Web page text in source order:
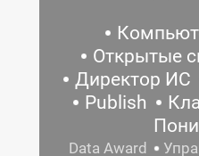
Открытые
Директор ИС
Publish
Data Award